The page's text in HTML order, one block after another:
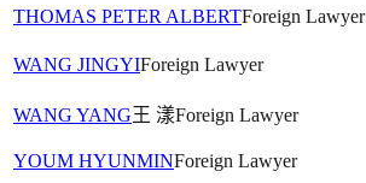
THOMAS PETER ALBERTForeign Lawyer
WANG JINGYIForeign Lawyer
WANG YANG王 漾Foreign Lawyer
YOUM HYUNMINForeign Lawyer